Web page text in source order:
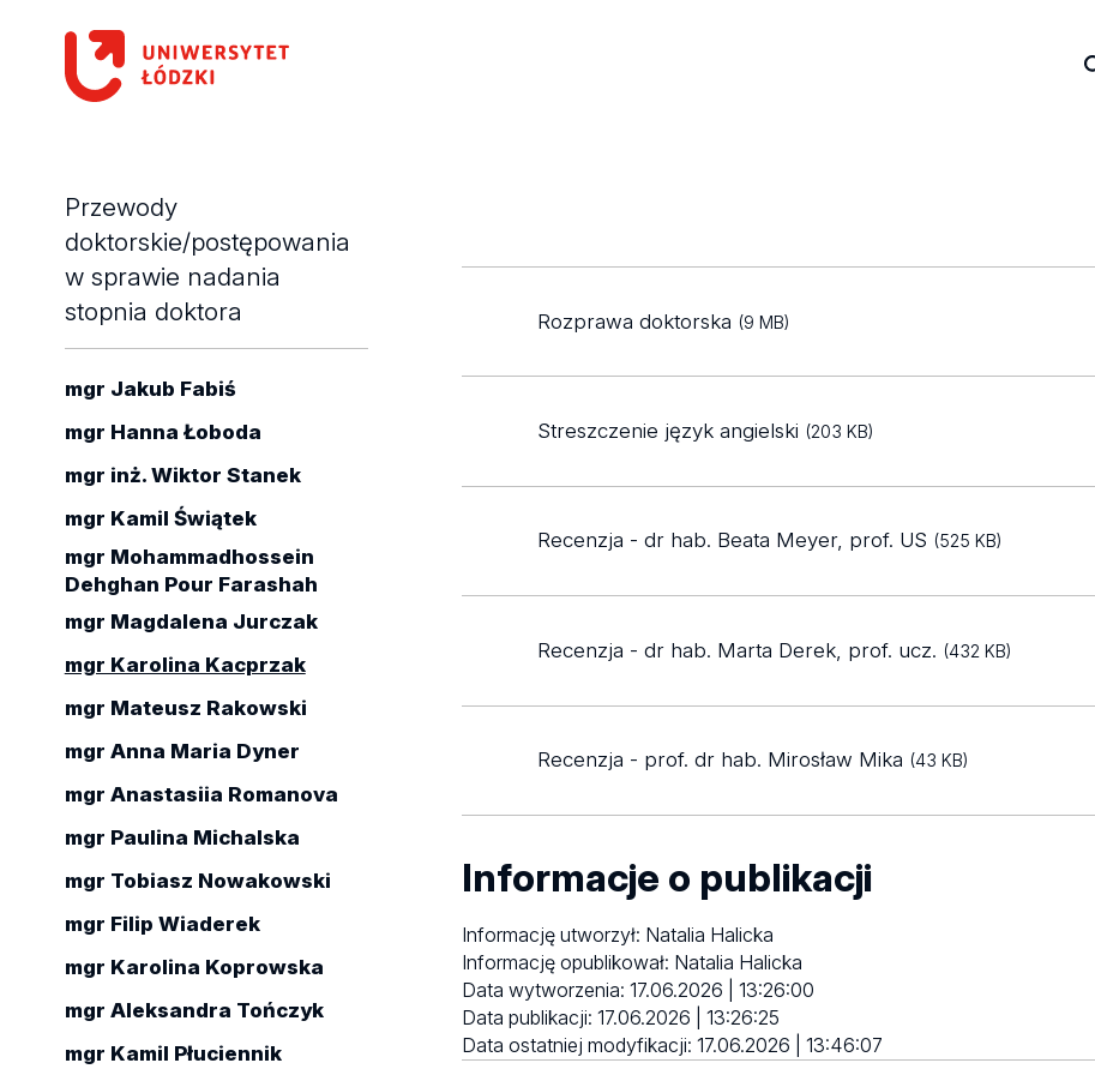
Przewody
doktorskie/postępowania
w sprawie nadania
stopnia doktora
mgr Jakub Fabiś
mgr Hanna Łoboda
mgr inż. Wiktor Stanek
mgr Kamil Świątek
mgr Mohammadhossein
Dehghan Pour Farashah
mgr Magdalena Jurczak
mgr Karolina Kacprzak
mgr Mateusz Rakowski
mgr Anna Maria Dyner
mgr Anastasiia Romanova
mgr Paulina Michalska
mgr Tobiasz Nowakowski
mgr Filip Wiaderek
mgr Karolina Koprowska
mgr Aleksandra Tończyk
mgr Kamil Płuciennik
Rozprawa doktorska (9 MB)
Streszczenie język angielski (203 KB)
Recenzja - dr hab. Beata Meyer, prof. US (525 KB)
Recenzja - dr hab. Marta Derek, prof. ucz. (432 KB)
Recenzja - prof. dr hab. Mirosław Mika (43 KB)
Informacje o publikacji
Informację utworzył: Natalia Halicka
Informację opublikował: Natalia Halicka
Data wytworzenia:17.06.2026 | 13:26:00
Data publikacji:17.06.2026 | 13:26:25
Data ostatniej modyfikacji:17.06.2026 | 13:46:07